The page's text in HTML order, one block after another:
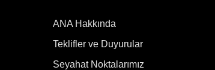
ANA Hakkında
Teklifler ve Duyurular
Seyahat Noktalarımız